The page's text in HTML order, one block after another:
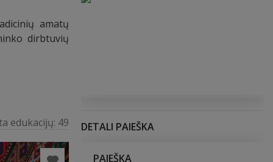
amatų
dirbtuvių
edukacijų: 49 DETALI PAIEŠKA
PAIEŠKA